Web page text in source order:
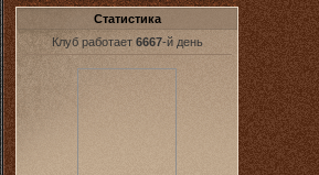
Статистика
Клуб работает 6667-й день